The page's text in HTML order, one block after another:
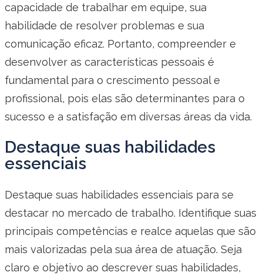
capacidade de trabalhar em equipe, sua
habilidade de resolver problemas e sua
comunicação eficaz. Portanto, compreender e
desenvolver as características pessoais é
fundamental para o crescimento pessoal e
profissional, pois elas são determinantes para o
sucesso e a satisfação em diversas áreas da vida.
Destaque suas habilidades
essenciais
Destaque suas habilidades essenciais para se
destacar no mercado de trabalho. Identifique suas
principais competências e realce aquelas que são
mais valorizadas pela sua área de atuação. Seja
claro e objetivo ao descrever suas habilidades,